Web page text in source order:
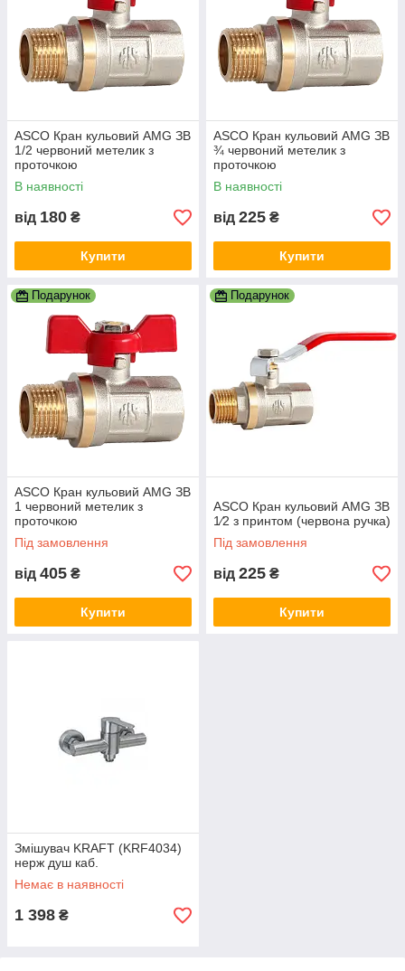
ASCO Кран кульовий AMG ЗВ
1/2 червоний метелик з
проточкою
В наявності
від 180 ₴
Купити
ASCO Кран кульовий AMG ЗВ
¾ червоний метелик з
проточкою
В наявності
від 225 ₴
Купити
Подарунок
ASCO Кран кульовий AMG ЗВ
1 червоний метелик з
проточкою
Під замовлення
від 405 ₴
Купити
Подарунок
ASCO Кран кульовий AMG ЗВ
1⁄2 з принтом (червона ручка)
Під замовлення
від 225 ₴
Купити
Змішувач KRAFT (KRF4034)
нерж душ каб.
Немає в наявності
1 398 ₴